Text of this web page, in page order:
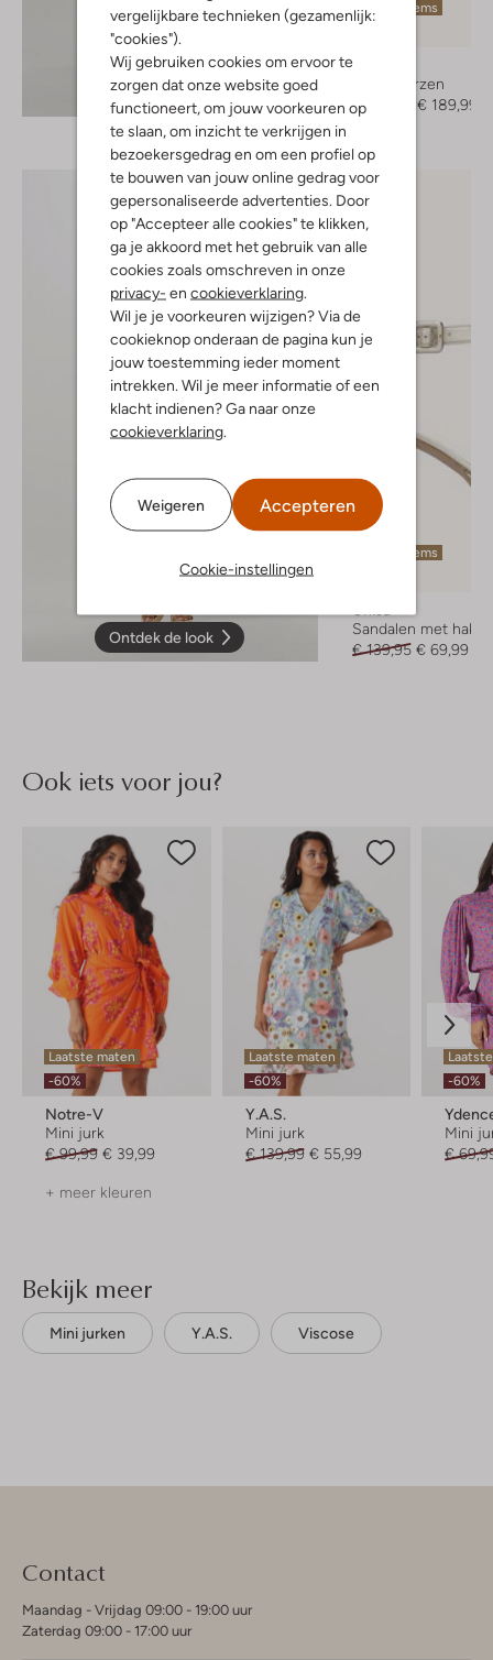
vergelijkbare technieken (gezamenlijk:
"cookies").
Wij gebruiken cookies om ervoor te
zorgen dat onze website goed
functioneert, om jouw voorkeuren op
te slaan, om inzicht te verkrijgen in
bezoekersgedrag en om een profiel op
te bouwen van jouw online gedrag voor
gepersonaliseerde advertenties. Door
op "Accepteer alle cookies" te klikken,
ga je akkoord met het gebruik van alle
cookies zoals omschreven in onze
privacy- en cookieverklaring.
Wil je je voorkeuren wijzigen? Via de
cookieknop onderaan de pagina kun je
jouw toestemming ieder moment
intrekken. Wil je meer informatie of een
klacht indienen? Ga naar onze
cookieverklaring.
Weigeren Accepteren
Cookie-instellingen
Ontdek de look
Laatste items
Toral
Hoge laarzen
€ 379,95
€ 189,99
Ontdek de look
Laatste items
Sandalen met hak
€ 139,95 € 69,99
Ook iets voor jou?
Laatste maten
-60%
Notre-V
Mini jurk
€ 99,99 € 39,99
+ meer kleuren
Laatste maten
-60%
Y.a.s.
Mini jurk
€ 139,99 € 55,99
-60%
Mini
€
Bekijk meer
Mini jurken Y.a.s. Viscose
Contact
Maandag - Vrijdag 09:00 - 19:00 uur
Zaterdag 09:00 - 17:00 uur